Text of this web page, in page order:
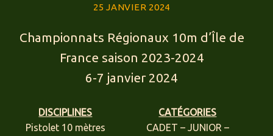
25 JANVIER 2024
Championnats Régionaux 10m d’Île de
France saison 2023-2024
6-7 janvier 2024
DISCIPLINES
Pistolet 10 mètres
CATÉGORIES
CADET – JUNIOR –